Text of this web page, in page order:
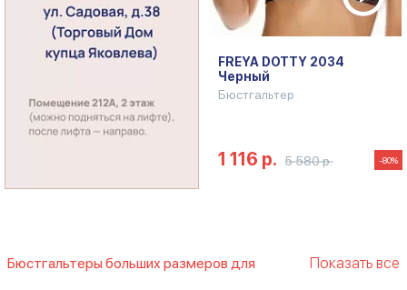
FREYA DOTTY 2034
Черный
Бюстгальтер
1 116 р. 5 580 р. -80%
Бюстгальтеры больших размеров для
Показать все